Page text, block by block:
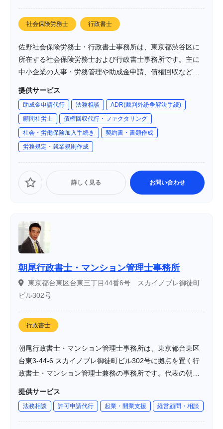
社会保険労務士 行政書士
佐野社会保険労務士・行政書士事務所は、東京都渋谷区に
所在する社会保険労務士および行政書士事務所です。主に
中小企業の人事・労務管理や助成金申請、債権回収などの
成長と安定を支援しています。
提供サービス
助成金申請代行 法務相談
ADR(裁判外紛争解決手続)
顧問社労士
債権回収代行・ファクタリング
社会・労働保険加入手続き
契約書・書類作成
労務規定・就業規則作成
詳しく見る お問い合わせ
朝尾行政書士・マンション管理士事務所
東京都台東区台東三丁目44番6号 スカイノブレ御徒町
ビル302号
行政書士
朝尾行政書士・マンション管理士事務所は、東京都台東区
台東3-44-6 スカイノブレ御徒町ビル302号に拠点を置く行
政書士・マンション管理士兼務の事務所です。代表の朝尾
産を守るための専門サービスを提供しています。
提供サービス
法務相談 許可申請代行 起業・開業支援 経営顧問・相談